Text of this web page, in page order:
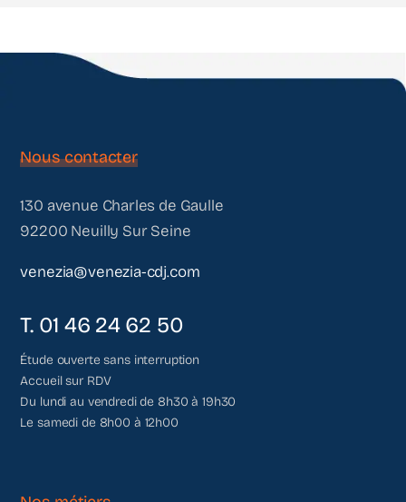
Nous contacter
130 avenue Charles de Gaulle
92200 Neuilly Sur Seine
venezia@venezia-cdj.com
T. 01 46 24 62 50
Étude ouverte sans interruption
Accueil sur RDV
Du lundi au vendredi de 8h30 à 19h30
Le samedi de 8h00 à 12h00